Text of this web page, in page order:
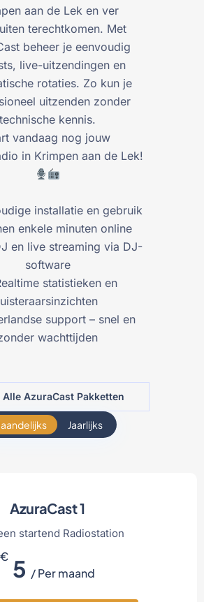
aan de Lek en ver
terechtkomen. Met
beheer je eenvoudig
live-uitzendingen en
rotaties. Zo kun je
uitzenden zonder
technische kennis.
vandaag nog jouw
in Krimpen aan de Lek!
installatie en gebruik
enkele minuten online
en live streaming via DJ-
software
statistieken en
support – snel en
wachttijden
Alle AzuraCast Pakketten
Jaarlijks
AzuraCast 1
startend Radiostation
€ 5 / Per maand